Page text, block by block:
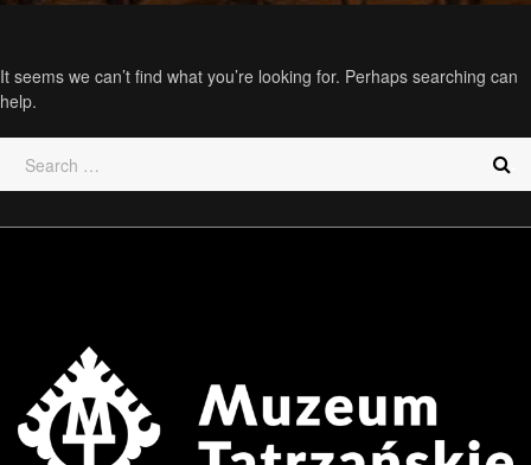
It seems we can’t find what you’re looking for. Perhaps searching can
help.